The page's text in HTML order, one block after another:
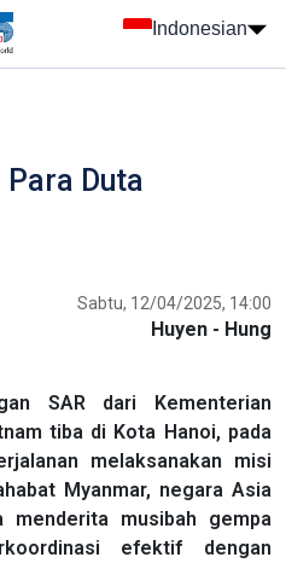
Indonesian
Duta
Sabtu, 12/04/2025, 14:00
Huyen - Hung
SAR dari Kementerian
tiba di Kota Hanoi, pada
melaksanakan misi
Myanmar, negara Asia
menderita musibah gempa
efektif dengan